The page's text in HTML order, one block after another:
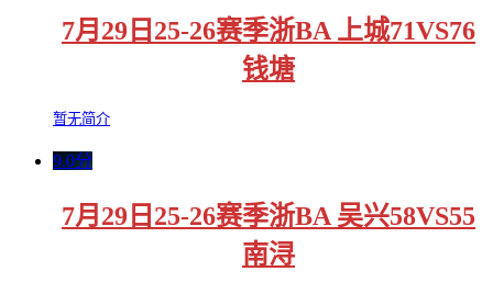
7月29日25-26赛季浙BA 上城71VS76
钱塘
暂无简介
9.0分
7月29日25-26赛季浙BA 吴兴58VS55
南浔